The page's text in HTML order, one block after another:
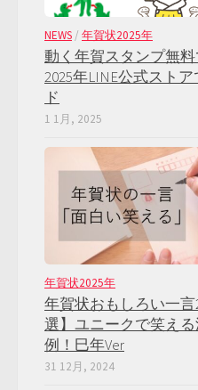
NEWS / 年賀状2025年
動く年賀スタンプ無料
2025年LINE公式スト
ド
1 1月, 2025
年賀状2025年
年賀状おもしろい一言
選】ユニークで笑え
例！巳年Ver
31 12月, 2024